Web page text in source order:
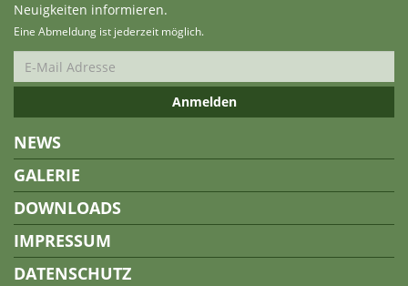
Neuigkeiten informieren.
Eine Abmeldung ist jederzeit möglich.
NEWS
GALERIE
DOWNLOADS
IMPRESSUM
DATENSCHUTZ